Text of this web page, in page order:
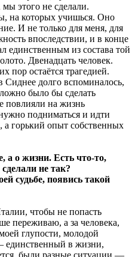
этого не сделали.
на которых учишься. Оно
И не только для меня, для
впоследствии, и в конце
единственным из состава той
Двенадцать человек.
пор остаётся трагедией.
долго вспоминалось,
было бы сделать
повлияли на жизнь
подниматься и идти
а горький опыт собственных
а о жизни. Есть что-то,
не так?
судьбе, появись такой
чтобы не попасть
переживаю, а за человека,
глупости, молодой
единственный в жизни,
были разные ситуации —